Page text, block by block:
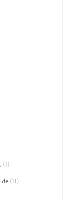
(1)
de (11)